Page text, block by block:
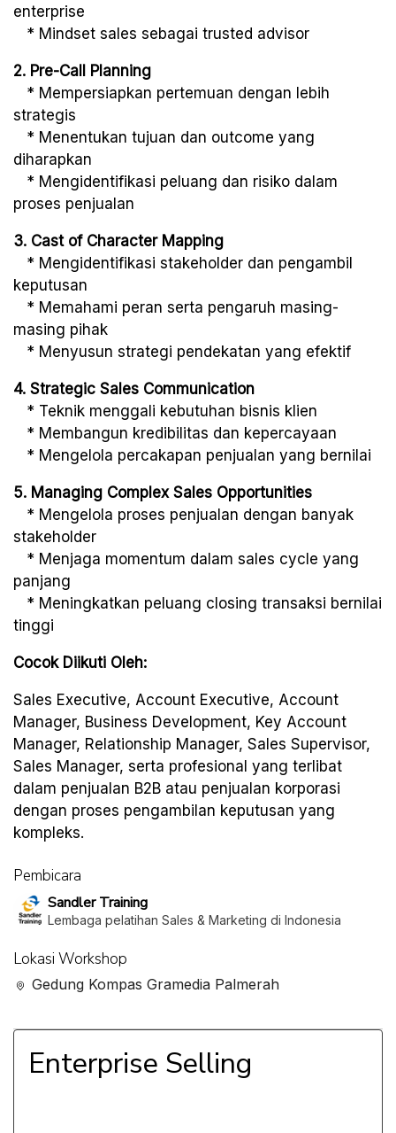
enterprise
* Mindset sales sebagai trusted advisor
2. Pre-Call Planning
* Mempersiapkan pertemuan dengan lebih
strategis
* Menentukan tujuan dan outcome yang
diharapkan
* Mengidentifikasi peluang dan risiko dalam
proses penjualan
3. Cast of Character Mapping
* Mengidentifikasi stakeholder dan pengambil
keputusan
* Memahami peran serta pengaruh masing-
masing pihak
* Menyusun strategi pendekatan yang efektif
4. Strategic Sales Communication
* Teknik menggali kebutuhan bisnis klien
* Membangun kredibilitas dan kepercayaan
* Mengelola percakapan penjualan yang bernilai
5. Managing Complex Sales Opportunities
* Mengelola proses penjualan dengan banyak
stakeholder
* Menjaga momentum dalam sales cycle yang
panjang
* Meningkatkan peluang closing transaksi bernilai
tinggi
Cocok Diikuti Oleh:
Sales Executive, Account Executive, Account
Manager, Business Development, Key Account
Manager, Relationship Manager, Sales Supervisor,
Sales Manager, serta profesional yang terlibat
dalam penjualan B2B atau penjualan korporasi
dengan proses pengambilan keputusan yang
kompleks.
Pembicara
Sandler Training
Lembaga pelatihan Sales & Marketing di Indonesia
Lokasi Workshop
Gedung Kompas Gramedia Palmerah
Enterprise Selling